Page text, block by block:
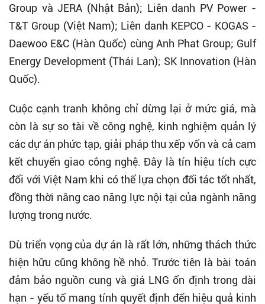
Group và JERA (Nhật Bản); Liên danh PV Power -
T&T Group (Việt Nam); Liên danh KEPCO - KOGAS -
Daewoo E&C (Hàn Quốc) cùng Anh Phat Group; Gulf
Energy Development (Thái Lan); SK Innovation (Hàn
Quốc).
Cuộc cạnh tranh không chỉ dừng lại ở mức giá, mà
còn là sự so tài về công nghệ, kinh nghiệm quản lý
các dự án phức tạp, giải pháp thu xếp vốn và cả cam
kết chuyển giao công nghệ. Đây là tín hiệu tích cực
đối với Việt Nam khi có thể lựa chọn đối tác tốt nhất,
đồng thời nâng cao năng lực nội tại của ngành năng
lượng trong nước.
Dù triển vọng của dự án là rất lớn, những thách thức
hiện hữu cũng không hề nhỏ. Trước tiên là bài toán
đảm bảo nguồn cung và giá LNG ổn định trong dài
hạn - yếu tố mang tính quyết định đến hiệu quả kinh